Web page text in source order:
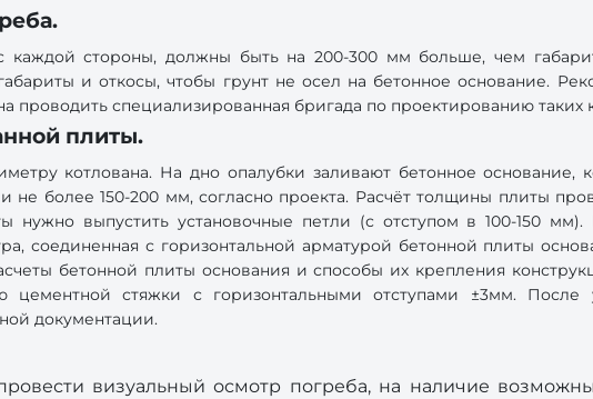
каждой стороны, должны быть на 200-300 мм больше, чем
и откосы, чтобы грунт не осел на бетонное основание.
проводить специализированная бригада по проектированию таких
плиты.
котлована. На дно опалубки заливают бетонное
более 150-200 мм, согласно проекта. Расчёт толщины плиты
нужно выпустить установочные петли (с отступом в 100-150
соединенная с горизонтальной арматурой бетонной плиты
бетонной плиты основания и способы их крепления
стяжки с горизонтальными отступами ±3мм. После
документации.
визуальный осмотр погреба, на наличие